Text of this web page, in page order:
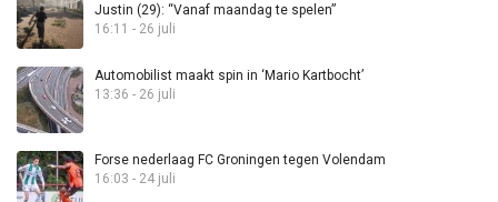
Justin (29): “Vanaf maandag te spelen”
16:11 - 26 juli
Automobilist maakt spin in ‘Mario Kartbocht’
13:36 - 26 juli
Forse nederlaag FC Groningen tegen Volendam
16:03 - 24 juli